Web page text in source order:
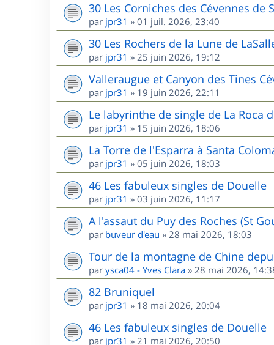
30 Les Corniches des Cévennes de
par jpr31 » 01 juil. 2026, 23:40
30 Les Rochers de la Lune de
par jpr31 » 25 juin 2026, 19:12
Valleraugue et Canyon des Tines
par jpr31 » 19 juin 2026, 22:11
Le labyrinthe de single de La Roca
par jpr31 » 15 juin 2026, 18:06
La Torre de l'Esparra à Santa
par jpr31 » 05 juin 2026, 18:03
46 Les fabuleux singles de Douelle
par jpr31 » 03 juin 2026, 11:17
A l'assaut du Puy des Roches (St
par buveur d'eau » 28 mai 2026, 18:03
Tour de la montagne de Chine
par ysca04 - Yves Clara » 28 mai 2026,
82 Bruniquel
par jpr31 » 18 mai 2026, 20:04
46 Les fabuleux singles de Douelle
par jpr31 » 21 mai 2026, 20:50